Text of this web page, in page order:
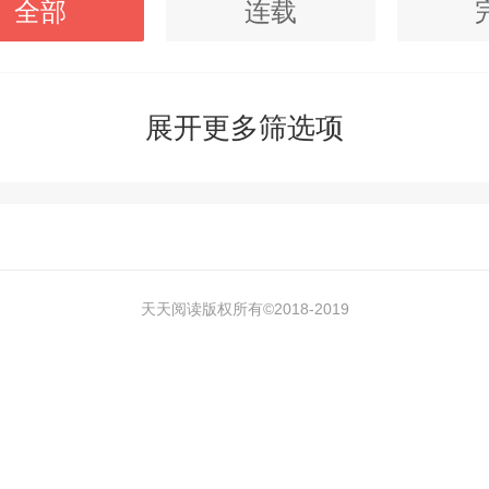
全部 连载
展开更多筛选项
天天阅读版权所有©2018-2019